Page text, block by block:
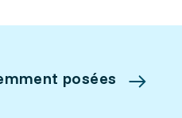
posées